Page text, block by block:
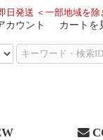
日発送 ＜一部地域を
カウント カートを